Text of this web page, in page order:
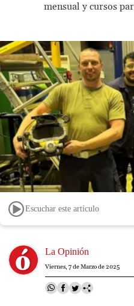
mensual y cursos
Escuchar este artículo
Image La Opinión
Viernes, 7 de Marzo de 2025